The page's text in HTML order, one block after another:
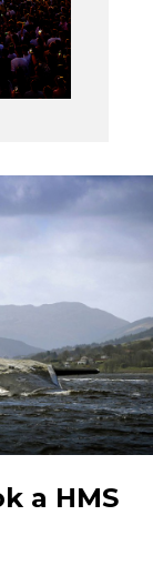
a HMS